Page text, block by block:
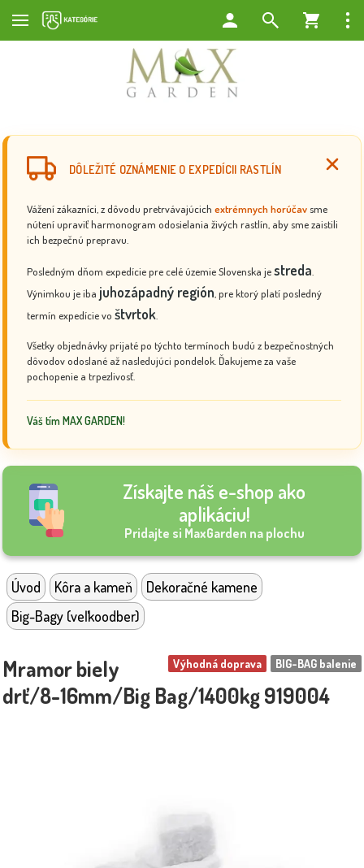
DÔLEŽITÉ OZNÁMENIE O EXPEDÍCII RASTLÍN
Vážení zákazníci, z dôvodu pretrvávajúcich extrémnych horúčav sme
nútení upraviť harmonogram odosielania živých rastlín, aby sme zaistili
ich bezpečnú prepravu.
Posledným dňom expedície pre celé územie Slovenska jestreda
Výnimkou je iba juhozápadný región , pre ktorý platí posledný
termín expedície vo štvrtok
Všetky objednávky prijaté po týchto termínoch budú z bezpečnostných
dôvodov odoslané až nasledujúci pondelok. Ďakujeme za vaše
pochopenie a trpezlivosť.
Váš tím MAX GARDEN!
Získajte náš e-shop ako
aplikáciu!
Pridajte si MaxGarden na plochu
Úvod Kôra a kameň
Dekoračné kamene
Big-Bagy (veľkoodber)
BIG-BAG balenie
Výhodná doprava
Mramor biely
drť/8-16mm/Big Bag/1400kg 919004